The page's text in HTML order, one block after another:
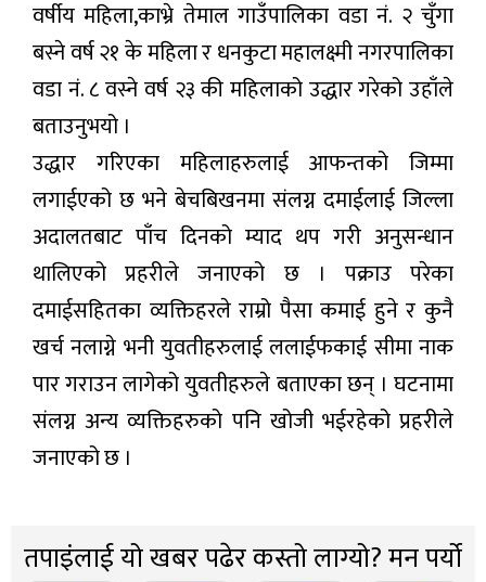
वर्षीय महिला,काभ्रे तेमाल गाउँपालिका वडा नं. २ चुँगा
बस्ने वर्ष २१ के महिला र धनकुटा महालक्ष्मी नगरपालिका
वडा नं. ८ वस्ने वर्ष २३ की महिलाको उद्धार गरेको उहाँले
बताउनुभयो ।
उद्धार गरिएका महिलाहरुलाई आफन्तको जिम्मा
लगाईएको छ भने बेचबिखनमा संलग्न दमाईलाई जिल्ला
अदालतबाट पाँच दिनको म्याद थप गरी अनुसन्धान
थालिएको प्रहरीले जनाएको छ । पक्राउ परेका
दमाईसहितका व्यक्तिहरले राम्रो पैसा कमाई हुने र कुनै
खर्च नलाग्ने भनी युवतीहरुलाई ललाईफकाई सीमा नाक
पार गराउन लागेको युवतीहरुले बताएका छन् । घटनामा
संलग्न अन्य व्यक्तिहरुको पनि खोजी भईरहेको प्रहरीले
जनाएको छ ।
तपाइंलाई यो खबर पढेर कस्तो लाग्यो? मन पर्यो